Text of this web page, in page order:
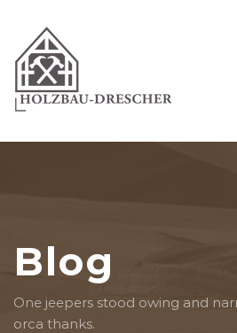
Blog
One jeepers stood owing and
orca thanks.